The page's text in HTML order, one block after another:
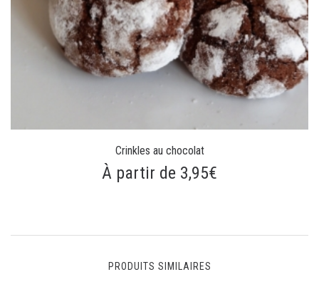
Crinkles au chocolat
À partir de 3,95€
PRODUITS SIMILAIRES